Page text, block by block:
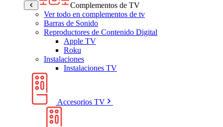
Complementos de TV
Ver todo en complementos de tv
Barras de Sonido
Reproductores de Contenido Digital
Apple TV
Roku
Instalaciones
Instalaciones TV
Accesorios TV